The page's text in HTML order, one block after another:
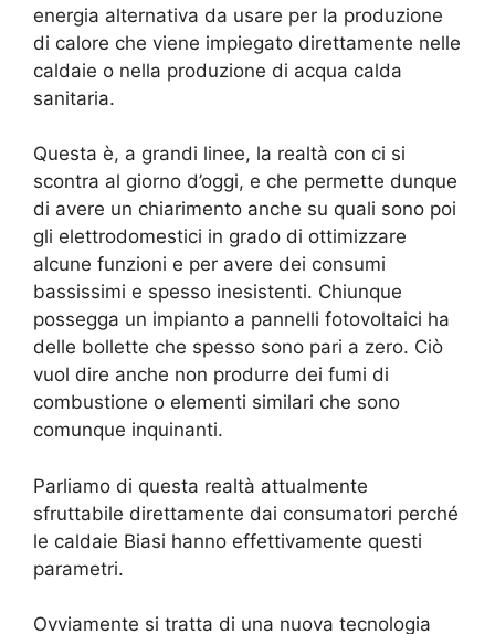
energia alternativa da usare per la produzione
di calore che viene impiegato direttamente nelle
caldaie o nella produzione di acqua calda
sanitaria.
Questa è, a grandi linee, la realtà con ci si
scontra al giorno d’oggi, e che permette dunque
di avere un chiarimento anche su quali sono poi
gli elettrodomestici in grado di ottimizzare
alcune funzioni e per avere dei consumi
bassissimi e spesso inesistenti. Chiunque
possegga un impianto a pannelli fotovoltaici ha
delle bollette che spesso sono pari a zero. Ciò
vuol dire anche non produrre dei fumi di
combustione o elementi similari che sono
comunque inquinanti.
Parliamo di questa realtà attualmente
sfruttabile direttamente dai consumatori perché
le caldaie Biasi hanno effettivamente questi
parametri.
Ovviamente si tratta di una nuova tecnologia